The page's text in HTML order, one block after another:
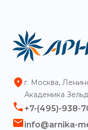
г. Москва,
Академика
+7-(495)-938-
info@arnika-